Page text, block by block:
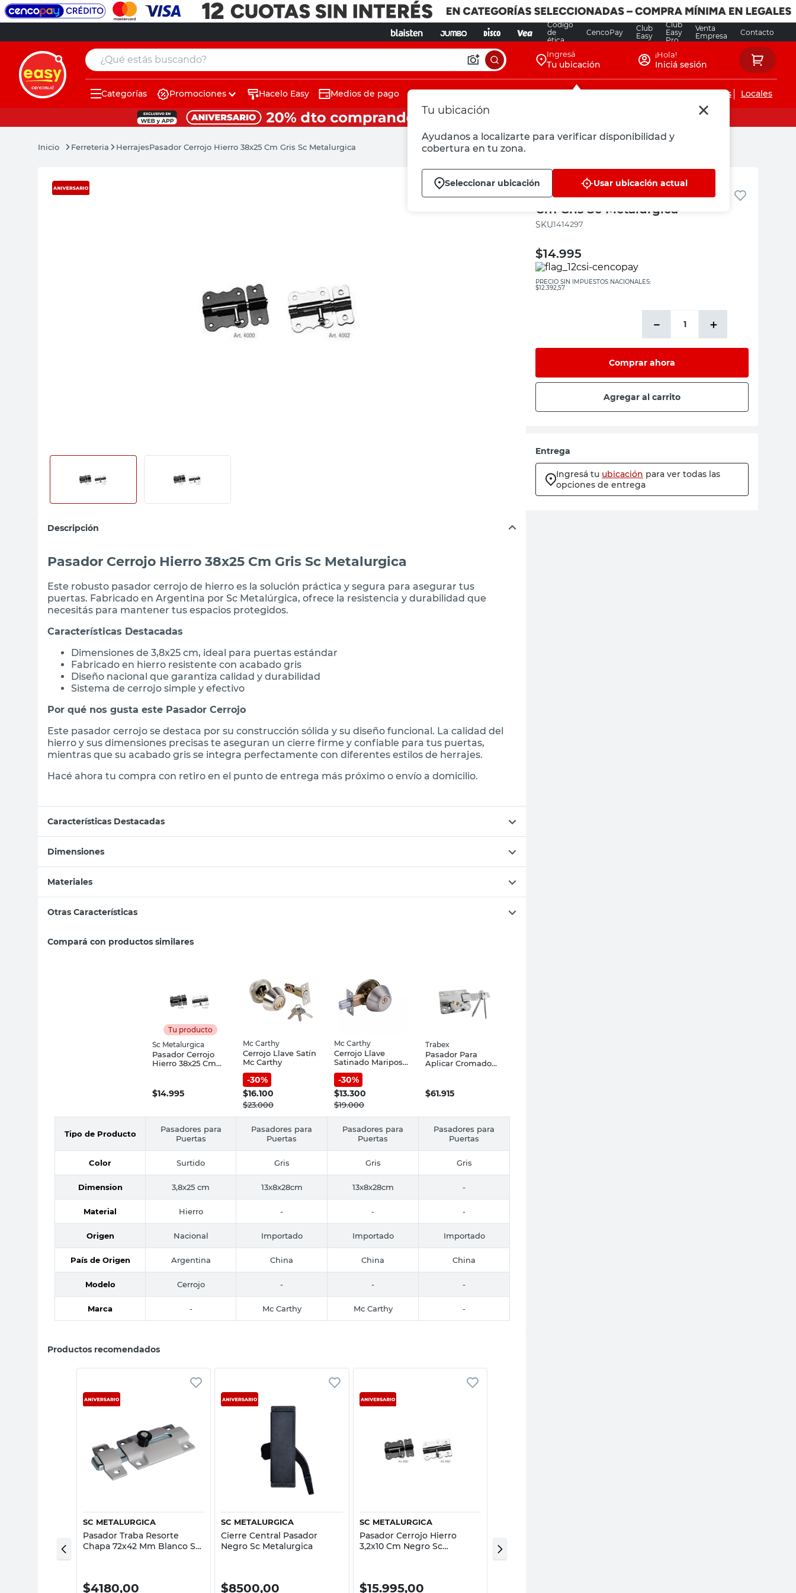
Código
de
ética
CencoPay
Club
Easy
Club
Easy
Pro
Venta
Empresa
Contacto
¿Qué estás buscando? Ingresá
Tu ubicación
Tu ubicación
Ayudanos a localizarte para verificar disponibilidad y
cobertura en tu zona.
Seleccionar ubicación Usar ubicación actual
¡Hola!
Iniciá sesión
Categorías Promociones Hacelo Easy Medios de pago Servicios de instalaciones Locales
Ferreteria HerrajesPasador Cerrojo Hierro 38x25 Cm Gris Sc Metalurgica
Descripción
Pasador Cerrojo Hierro 38x25 Cm Gris Sc Metalurgica
Este robusto pasador cerrojo de hierro es la solución práctica y segura para asegurar tus
puertas. Fabricado en Argentina por Sc Metalúrgica, ofrece la resistencia y durabilidad que
necesitás para mantener tus espacios protegidos.
Características Destacadas
Dimensiones de 3,8x25 cm, ideal para puertas estándar
Fabricado en hierro resistente con acabado gris
Diseño nacional que garantiza calidad y durabilidad
Sistema de cerrojo simple y efectivo
Por qué nos gusta este Pasador Cerrojo
Este pasador cerrojo se destaca por su construcción sólida y su diseño funcional. La calidad del
hierro y sus dimensiones precisas te aseguran un cierre firme y confiable para tus puertas,
mientras que su acabado gris se integra perfectamente con diferentes estilos de herrajes.
Hacé ahora tu compra con retiro en el punto de entrega más próximo o envío a domicilio.
Características Destacadas
Dimensiones
Materiales
Otras Características
Compará con productos similares
Tu producto
Sc Metalurgica
Pasador Cerrojo
Hierro 38x25 Cm
$14.995
Mc Carthy
Cerrojo Llave Satín
Mc Carthy
-30%
$16.100
$23.000
Mc Carthy
Cerrojo Llave
Satinado Mariposa
Mc Carthy
-30%
$13.300
$19.000
Trabex
Pasador Para
Aplicar Cromado
$61.915
Tipo de Producto
Pasadores para
Puertas
Pasadores para
Puertas
Pasadores para
Puertas
Pasadores para
Puertas
Color Surtido Gris Gris Gris
Dimension 3,8x25 cm 13x8x28cm 13x8x28cm -
Material Hierro - - -
Origen Nacional Importado Importado Importado
País de Origen Argentina China China China
Modelo Cerrojo - - -
Marca - Mc Carthy Mc Carthy -
Productos recomendados
Vista rápida
SC METALURGICA
Pasador Traba Resorte
Chapa 72x42 Mm Blanco Sc
$4180,00
Vista rápida
SC METALURGICA
Cierre Central Pasador
Negro Sc Metalurgica
$8500,00
SC METALURGICA
Pasador Cerrojo Hierro
3,2x10 Cm Negro Sc
$15.995,00
Mm Sc Metalurgica
Sc Metalurgica
Pasador Cerrojo Hierro 38x25
Cm Gris Sc Metalurgica
:1414297
$14.995
PRECIO SIN IMPUESTOS NACIONALES:
$12.392,57
＋
－
Comprar ahora
Agregar al carrito
Entrega
Ingresá tu ubicación para ver todas las
opciones de entrega
muebles